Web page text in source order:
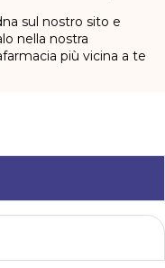
sul nostro sito e
nella nostra
più vicina a te